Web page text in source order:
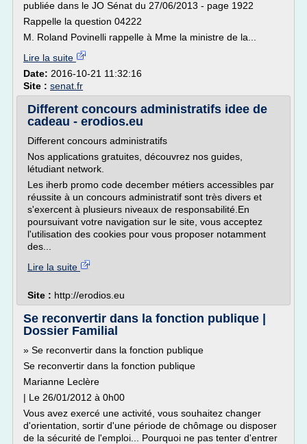
publiée dans le JO Sénat du 27/06/2013 - page 1922
Rappelle la question 04222
M. Roland Povinelli rappelle à Mme la ministre de la...
Lire la suite
Date: 2016-10-21 11:32:16
Site : senat.fr
Different concours administratifs idee de
cadeau - erodios.eu
Different concours administratifs
Nos applications gratuites, découvrez nos guides,
létudiant network.
Les iherb promo code december métiers accessibles par
réussite à un concours administratif sont très divers et
s'exercent à plusieurs niveaux de responsabilité.En
poursuivant votre navigation sur le site, vous acceptez
l'utilisation des cookies pour vous proposer notamment
des...
Lire la suite
Site : http://erodios.eu
Se reconvertir dans la fonction publique |
Dossier Familial
» Se reconvertir dans la fonction publique
Se reconvertir dans la fonction publique
Marianne Leclère
| Le 26/01/2012 à 0h00
Vous avez exercé une activité, vous souhaitez changer
d'orientation, sortir d'une période de chômage ou disposer
de la sécurité de l'emploi... Pourquoi ne pas tenter d'entrer